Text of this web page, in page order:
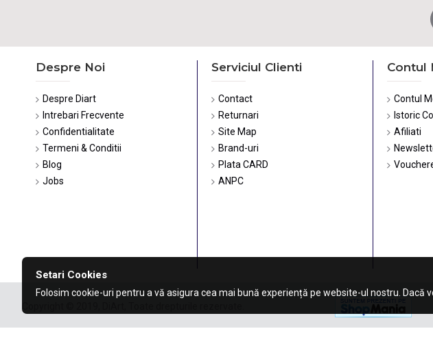
Despre Noi
Despre Diart
Intrebari Frecvente
Confidentialitate
Termeni & Conditii
Blog
Jobs
Serviciul Clienti
Contact
Returnari
Site Map
Brand-uri
Plata CARD
ANPC
Contul
Contul
Istoric
Afiliati
Setari Cookies
Folosim cookie-uri pentru a vă asigura cea mai bună experiență pe website-ul nostru.